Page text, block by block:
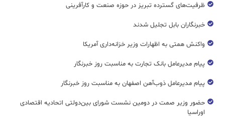
ظرفیت‌های گسترده‌ تبریز در حوزه صنعت و کارآفرینی
خبرنگاران بابل تجلیل شدند
واکنش همتی به اظهارات وزیر خزانه‌داری آمریکا
پیام مدیرعامل بانک تجارت به مناسبت روز خبرنگار
پیام مدیرعامل ذوب‌آهن اصفهان به مناسبت روز خبرنگار
حضور وزیر صمت در دومین نشست شورای بین‌دولتی اتحادیه اقتصادی
اوراسیا